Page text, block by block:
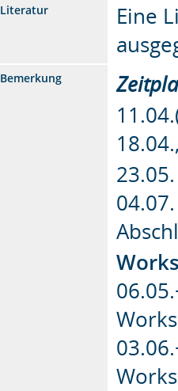
Literatur
Eine
Bemerkung